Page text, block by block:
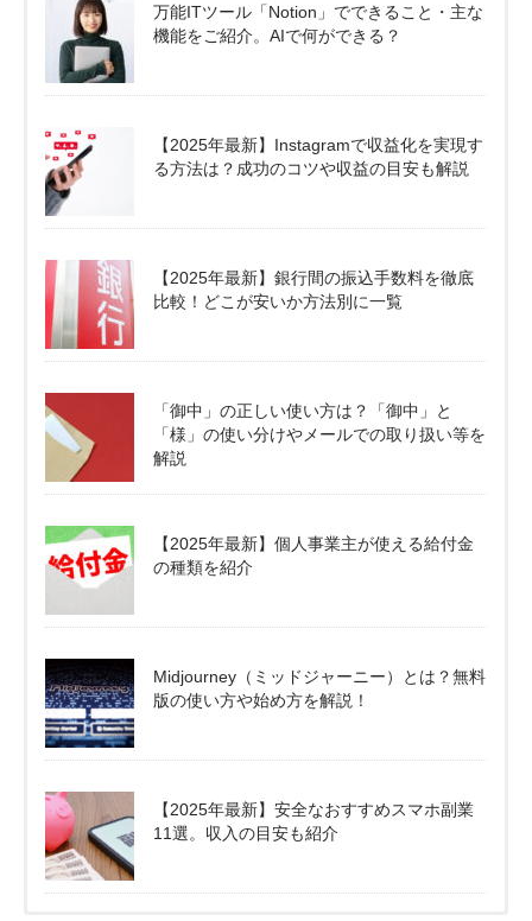
万能ITツール「Notion」でできること・主な
機能をご紹介。AIで何ができる？
【2025年最新】Instagramで収益化を実現す
る方法は？成功のコツや収益の目安も解説
【2025年最新】銀行間の振込手数料を徹底
比較！どこが安いか方法別に一覧
「御中」の正しい使い方は？「御中」と
「様」の使い分けやメールでの取り扱い等を
解説
【2025年最新】個人事業主が使える給付金
の種類を紹介
Midjourney（ミッドジャーニー）とは？無料
版の使い方や始め方を解説！
【2025年最新】安全なおすすめスマホ副業
11選。収入の目安も紹介